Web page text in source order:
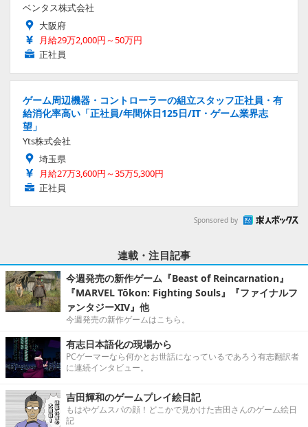
ベンタス株式会社
大阪府
月給29万2,000円～50万円
正社員
ゲーム周辺機器・コントローラーの組立スタッフ正社員・有
給消化率高い「正社員/年間休日125日/IT・ゲーム業界志
望」
Yts株式会社
埼玉県
月給27万3,600円～35万5,300円
正社員
Sponsored by
連載・注目記事
今週発売の新作ゲーム『Beast of Reincarnation』
『MARVEL Tōkon: Fighting Souls』『ファイナルフ
ァンタジーXIV』他
今週発売の新作ゲームはこちら。
有志日本語化の現場から
PCゲーマーなら何かとお世話になっているであろう有志翻訳者
に連続インタビュー。
吉田輝和のゲームプレイ絵日記
もはやゲムスパの顔！どこかで見かけた吉田さんのゲーム絵日
記